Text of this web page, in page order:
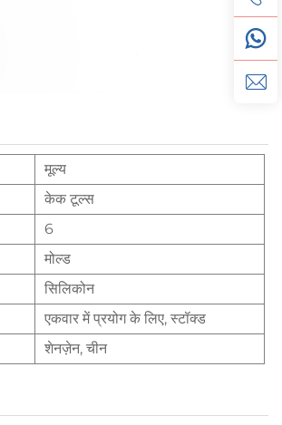
मूल्य
केक टूल्स
6
मोल्ड
सिलिकोन
एकवार में प्रयोग के लिए, स्टॉक्ड
शेनज़ेन, चीन